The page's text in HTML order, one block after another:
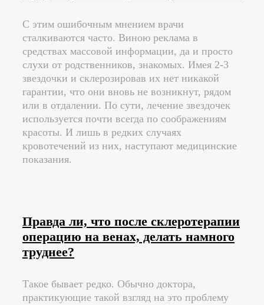
С этим ошибочным мнением врачи
сталкиваются часто. Виною реклама в
средствах массовой информации, да и просто
слухи от родственников, знакомых. Имея 2-3
звездочки и склерозировав их нет никакой
гарантии, что они вновь не возникнут, рядом
или в отдалении. По сути, лечение звездочек
используется почти всегда по соображениям
красоты. И лишь в редких случаях
кровотечений из них, наступают медицинские
показания.
Правда ли, что после склеротерапии
операцию на венах, делать намного
труднее?
Такое бывает редко. Обычно доктора,
практикующие такой взгляд на это проблему